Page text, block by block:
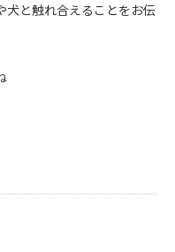
犬と触れ合えることをお伝